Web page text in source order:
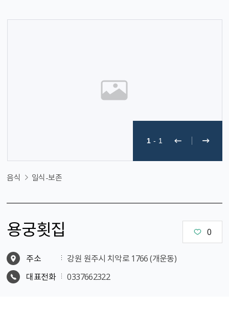
1 - 1
음식 일식-보존
용궁횟집 0
주소
강원 원주시 치악로 1766 (개운동)
대표전화
0337662322